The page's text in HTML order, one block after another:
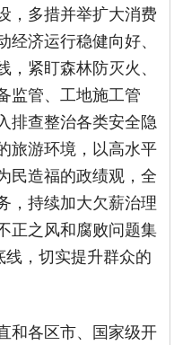
，多措并举扩大消费
济运行稳健向好、
紧盯森林防灭火、
监管、工地施工管
排查整治各类安全隐
旅游环境，以高水平
民造福的政绩观，全
，持续加大欠薪治理
正之风和腐败问题集
线，切实提升群众的
和各区市、国家级开